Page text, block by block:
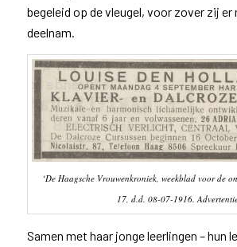
begeleid op de vleugel, voor zover zij er
deelnam.
‘De Haagsche Vrouwenkroniek, weekblad voor de
17, d.d. 08-07-1916.
Samen met haar jonge leerlingen – hun